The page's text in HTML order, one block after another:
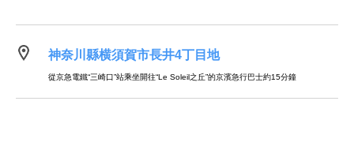
神奈川縣横須賀市長井4丁目地
從京急電鐵“三崎口”站乘坐開往“Le Soleil之丘”的京濱急行巴士約15分鐘